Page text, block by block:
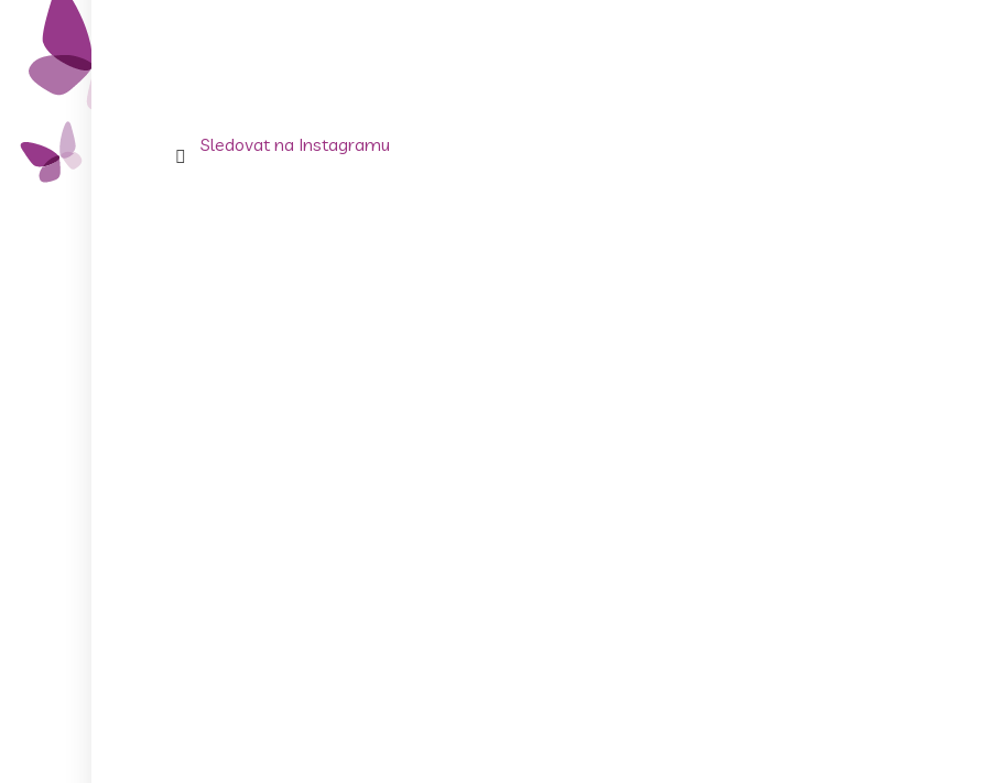
Sledovat na Instagramu